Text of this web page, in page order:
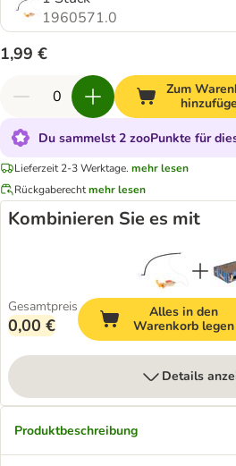
1960571.0
1,99 €
Zum
Du sammelst 2 zooPunkte für
Lieferzeit 2-3 Werktage. mehr lesen
Rückgaberechtmehr lesen
Kombinieren Sie es mit
Gesamtpreis
0,00 €
Alles in den
Warenkorb legen
Details
Produktbeschreibung